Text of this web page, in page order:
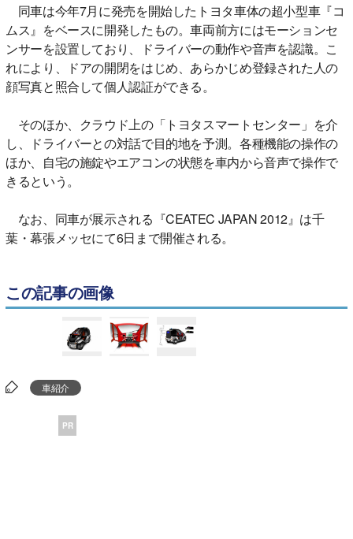
同車は今年7月に発売を開始したトヨタ車体の超小型車『コ
ムス』をベースに開発したもの。車両前方にはモーションセ
ンサーを設置しており、ドライバーの動作や音声を認識。こ
れにより、ドアの開閉をはじめ、あらかじめ登録された人の
顔写真と照合して個人認証ができる。
そのほか、クラウド上の「トヨタスマートセンター」を介
し、ドライバーとの対話で目的地を予測。各種機能の操作の
ほか、自宅の施錠やエアコンの状態を車内から音声で操作で
きるという。
なお、同車が展示される『CEATEC JAPAN 2012』は千
葉・幕張メッセにて6日まで開催される。
この記事の画像
車紹介
PR